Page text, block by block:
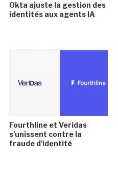
Okta ajuste la gestion des
identités aux agents IA
Fourthline et Veridas
s'unissent contre la
fraude d'identité